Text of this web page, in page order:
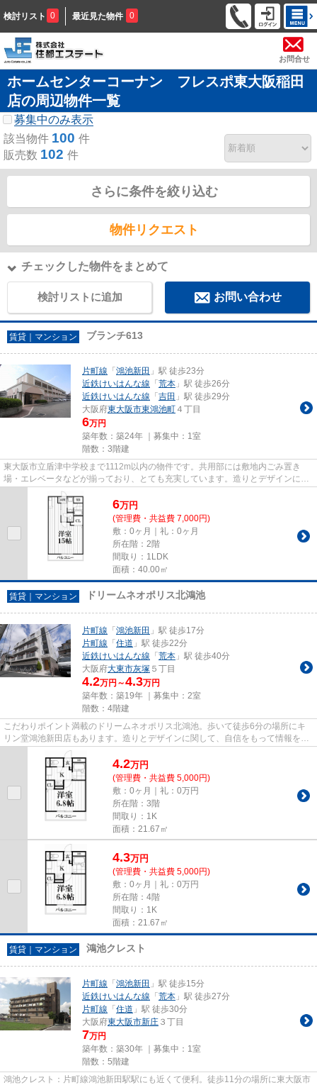
検討リスト 0 最近見た物件 0
お問合せ
ホームセンターコーナン フレスポ東大阪稲田
店の周辺物件一覧
募集中のみ表示
該当物件 100 件
販売数 102 件
さらに条件を絞り込む
物件リクエスト
チェックした物件をまとめて
検討リストに追加 お問い合わせ
賃貸｜マンション ブランチ613
片町線 「 鴻池新田 」駅 徒歩23分
近鉄けいはんな線 「 荒本 」駅 徒歩26分
近鉄けいはんな線 「 吉田 」駅 徒歩29分
大阪府東大阪市東鴻池町 ４丁目
6万円
築年数：築24年 ｜募集中： 1室
階数：3階建
東大阪市立盾津中学校まで1112m以内の物件です。共用部には敷地内ごみ置き
場・エレベータなどが揃っており、とても充実しています。造りとデザインに関
して、自信をもって情報を提供で...
6万円
(管理費・共益費 7,000円)
敷：0ヶ月｜礼：0ヶ月
所在階：2階
間取り：1LDK
面積：40.00㎡
賃貸｜マンション ドリームネオポリス北鴻池
片町線 「 鴻池新田 」駅 徒歩17分
片町線 「 住道 」駅 徒歩22分
近鉄けいはんな線 「 荒本 」駅 徒歩40分
大阪府大東市灰塚 ５丁目
4.2万円～4.3万円
築年数：築19年 ｜募集中： 2室
階数：4階建
こだわりポイント満載のドリームネオポリス北鴻池。歩いて徒歩6分の場所にキ
リン堂鴻池新田店もあります。造りとデザインに関して、自信をもって情報を提
供できるマンションです。2駅...
4.2万円
(管理費・共益費 5,000円)
敷：0ヶ月｜礼：0万円
所在階：3階
間取り：1K
面積：21.67㎡
4.3万円
(管理費・共益費 5,000円)
敷：0ヶ月｜礼：0万円
所在階：4階
間取り：1K
面積：21.67㎡
賃貸｜マンション 鴻池クレスト
片町線 「 鴻池新田 」駅 徒歩15分
近鉄けいはんな線 「 荒本 」駅 徒歩27分
片町線 「 住道 」駅 徒歩30分
大阪府東大阪市新庄 ３丁目
7万円
築年数：築30年 ｜募集中： 1室
階数：5階建
鴻池クレスト：片町線鴻池新田駅駅にも近くて便利。徒歩11分の場所に東大阪市